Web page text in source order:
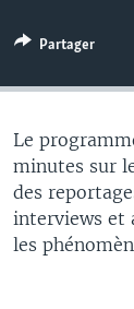
Partager
Le
minutes sur
des
interviews et
les